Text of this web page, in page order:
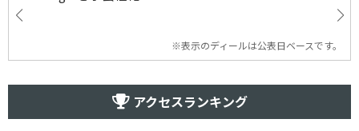
※表示のディールは公表日ベースです。
アクセスランキング